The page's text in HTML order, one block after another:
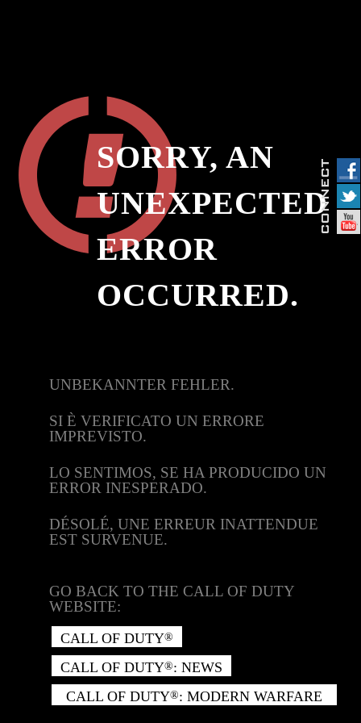
SORRY, AN
UNEXPECTED
ERROR
OCCURRED.
UNBEKANNTER FEHLER.
SI È VERIFICATO UN ERRORE
IMPREVISTO.
LO SENTIMOS, SE HA PRODUCIDO UN
ERROR INESPERADO.
DÉSOLÉ, UNE ERREUR INATTENDUE
EST SURVENUE.
GO BACK TO THE CALL OF DUTY
WEBSITE:
CALL OF DUTY®
CALL OF DUTY®: NEWS
CALL OF DUTY®: MODERN WARFARE